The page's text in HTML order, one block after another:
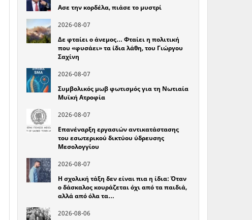
Ασε την κορδέλα, πιάσε το μυστρί
2026-08-07
Δε φταίει ο άνεμος… Φταίει η πολιτική
που «φυσάει» τα ίδια λάθη, του Γιώργου
Σαχίνη
2026-08-07
Συμβολικός μωβ φωτισμός για τη Νωτιαία
Μυϊκή Ατροφία
2026-08-07
Επανέναρξη εργασιών αντικατάστασης
του εσωτερικού δικτύου ύδρευσης
Μεσολογγίου
2026-08-07
Η σχολική τάξη δεν είναι πια η ίδια: Όταν
ο δάσκαλος κουράζεται όχι από τα παιδιά,
αλλά από όλα τα…
2026-08-06